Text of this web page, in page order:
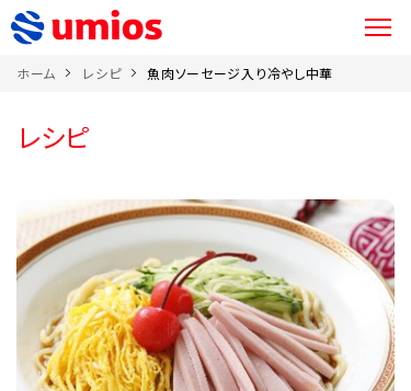
ホーム レシピ 魚肉ソーセージ入り冷やし中華
レシピ